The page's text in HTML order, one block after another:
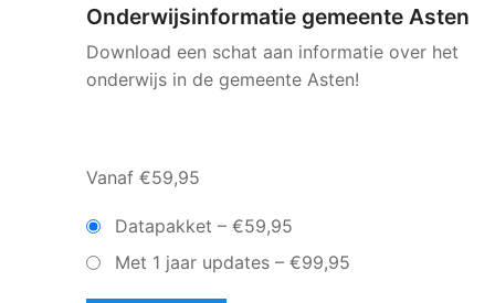
Onderwijsinformatie gemeente Asten
Download een schat aan informatie over het
onderwijs in de gemeente Asten!
Vanaf €59,95
Datapakket – €59,95
Met 1 jaar updates – €99,95